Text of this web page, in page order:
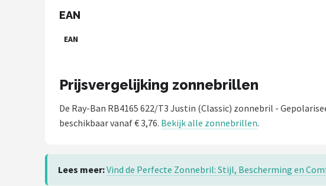
EAN
EAN
Prijsvergelijking zonnebrillen
De Ray-Ban RB4165 622/T3 Justin (Classic) zonnebril -
beschikbaar vanaf € 3,76. Bekijk alle zonnebrillen.
Lees meer:Vind de Perfecte Zonnebril: Stijl, Bescherming en